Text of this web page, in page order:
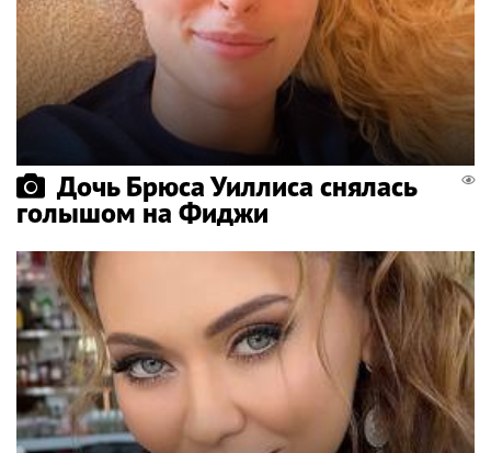
Дочь Брюса Уиллиса снялась
голышом на Фиджи